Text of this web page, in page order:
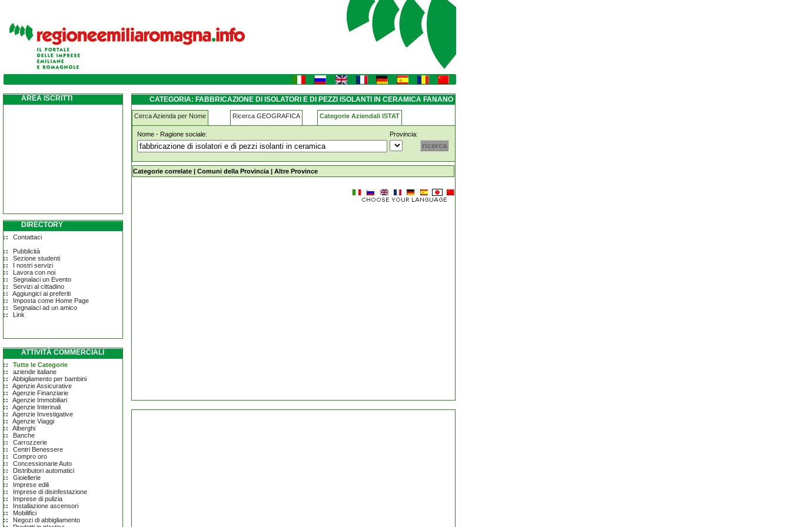
fabbricazione-di-isolatori-e-di-pezzi-isolanti-in-ceramica fanano
AREA ISCRITTI
DIRECTORY
Contattaci
Pubblicità
Sezione studenti
I nostri servizi
Lavora con noi
Segnalaci un Evento
Servizi al cittadino
Aggiungici ai preferiti
Imposta come Home Page
Segnalaci ad un amico
Link
ATTIVITÀ COMMERCIALI
Tutte le Categorie
aziende italiane
Abbigliamento per bambini
Agenzie Assicurative
Agenzie Finanziarie
Agenzie Immobiliari
Agenzie Interinali
Agenzie Investigative
Agenzie Viaggi
Alberghi
Banche
Carrozzerie
Centri Benessere
Compro oro
Concessionarie Auto
Distributori automatici
Gioiellerie
Imprese edili
Imprese di disinfestazione
Imprese di pulizia
Installazione ascensori
Mobilifici
Negozi di abbigliamento
CATEGORIA: FABBRICAZIONE DI ISOLATORI E DI PEZZI ISOLANTI IN CERAMICA FANANO
Cerca Azienda per Nome Ricerca GEOGRAFICA Categorie Aziendali ISTAT
Nome - Ragione sociale: Provincia:
fabbricazione-di-isolatori-e-di-pezzi-isolanti-in-ceramica fanano
Categorie correlate | Comuni della Provincia | Altre Province